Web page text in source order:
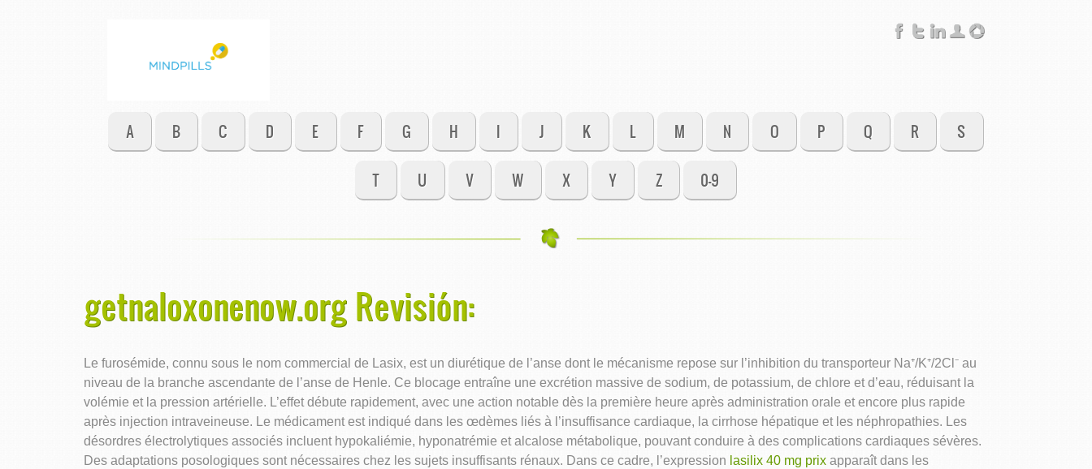
A B C D E F G H I J K L M N O P Q R S
T U V W X Y Z 0-9
getnaloxonenow.org Revisión:
Le furosémide, connu sous le nom commercial de Lasix, est un diurétique de l’anse dont le mécanisme repose sur l’inhibition du transporteur Na⁺/K⁺/2Cl⁻ au
niveau de la branche ascendante de l’anse de Henle. Ce blocage entraîne une excrétion massive de sodium, de potassium, de chlore et d’eau, réduisant la
volémie et la pression artérielle. L’effet débute rapidement, avec une action notable dès la première heure après administration orale et encore plus rapide
après injection intraveineuse. Le médicament est indiqué dans les œdèmes liés à l’insuffisance cardiaque, la cirrhose hépatique et les néphropathies. Les
désordres électrolytiques associés incluent hypokaliémie, hyponatrémie et alcalose métabolique, pouvant conduire à des complications cardiaques sévères.
Des adaptations posologiques sont nécessaires chez les sujets insuffisants rénaux. Dans ce cadre, l’expression lasilix 40 mg prix apparaît dans les